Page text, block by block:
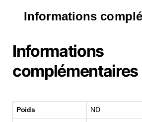
Informations
Informations
complémentaires
Poids ND